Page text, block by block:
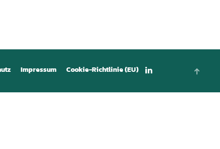
Impressum Cookie-Richtlinie (EU)